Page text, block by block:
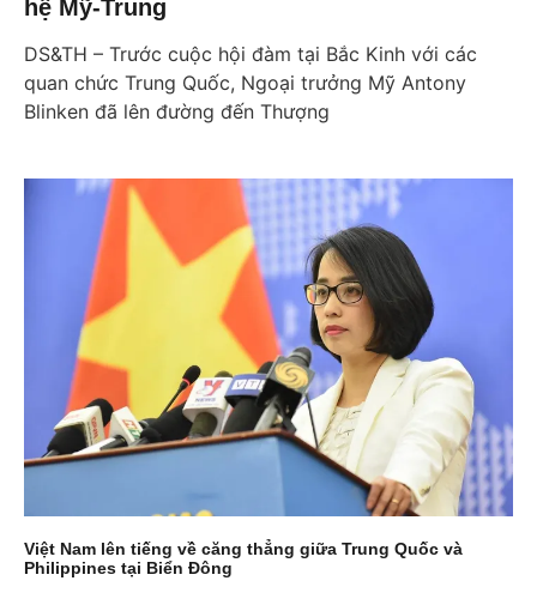
hệ Mỹ-Trung
DS&TH – Trước cuộc hội đàm tại Bắc Kinh với các
quan chức Trung Quốc, Ngoại trưởng Mỹ Antony
Blinken đã lên đường đến Thượng
Việt Nam lên tiếng về căng thẳng giữa Trung Quốc và
Philippines tại Biển Đông